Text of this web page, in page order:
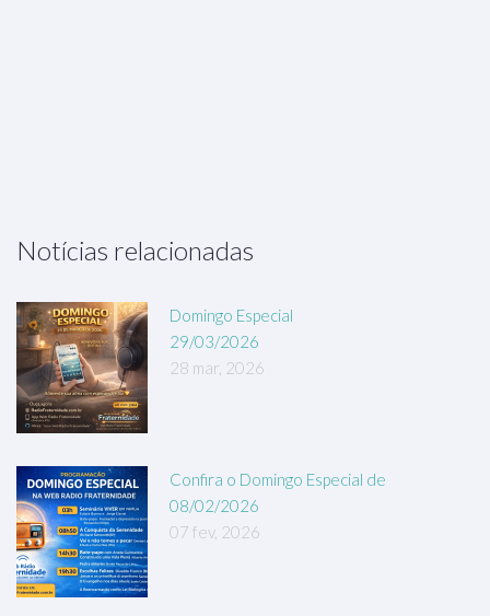
Notícias relacionadas
Domingo Especial
29/03/2026
28 mar, 2026
Confira o Domingo Especial de
08/02/2026
07 fev, 2026